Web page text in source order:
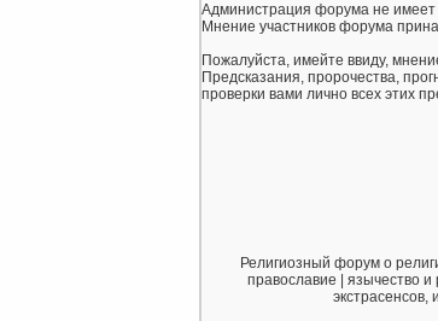
Администрация форума не имеет
Мнение участников форума
Пожалуйста, имейте ввиду,
Предсказания, пророчества,
проверки вами лично всех этих
Религиозный форум о
православие | язычество
экстрасенсов,